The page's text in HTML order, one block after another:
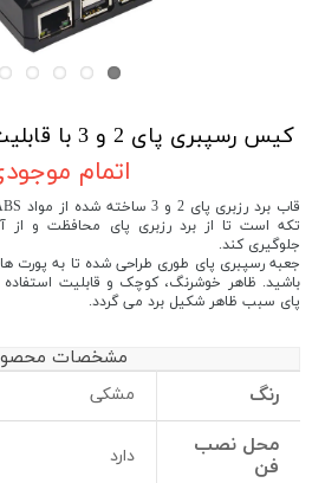
کیس رسپبری پای 2 و 3 با قابلیت نصب فن -کد 314
اتمام
تکه است تا از برد رزبری پای محافظت و از
جلوگیری کند.
جعبه رسپبری پای طوری طراحی شده تا به پورت
باشید. ظاهر خوشرنگ، کوچک و قابلیت
پای سبب ظاهر شکیل برد می گردد.
مشخصات
رنگ مشکی
محل نصب
فن
دارد